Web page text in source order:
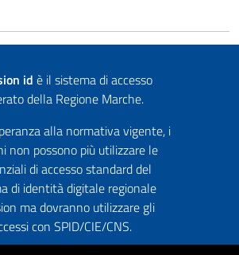
id è il sistema di accesso
della Regione Marche.
alla normativa vigente, i
non possono più utilizzare le
di accesso standard del
di identità digitale regionale
ma dovranno utilizzare gli
con SPID/CIE/CNS.